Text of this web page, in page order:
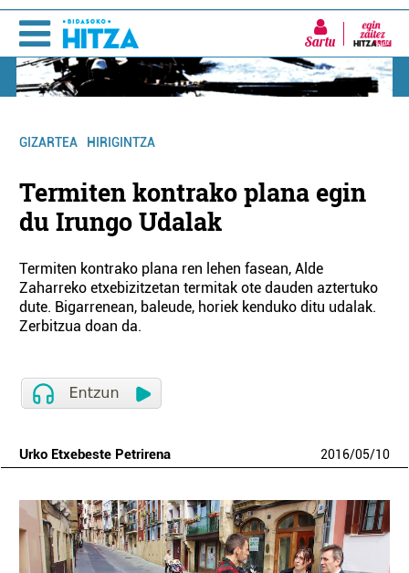
Sartu
GIZARTEA HIRIGINTZA
Termiten kontrako plana egin
du Irungo Udalak
Termiten kontrako plana ren lehen fasean, Alde
Zaharreko etxebizitzetan termitak ote dauden aztertuko
dute. Bigarrenean, baleude, horiek kenduko ditu udalak.
Zerbitzua doan da.
Urko Etxebeste Petrirena 2016/05/10